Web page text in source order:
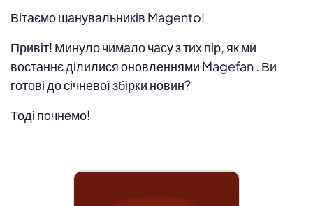
Вітаємо шанувальників Magento!
Привіт! Минуло чимало часу з тих пір, як ми
востаннє ділилися оновленнями Magefan . Ви
готові до січневої збірки новин?
Тоді почнемо!